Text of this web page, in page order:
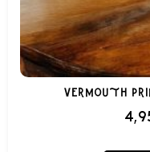
vermouth